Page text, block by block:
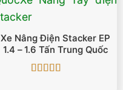
Xe Nâng Điện Stacker EP
1.4 – 1.6 Tấn Trung Quốc